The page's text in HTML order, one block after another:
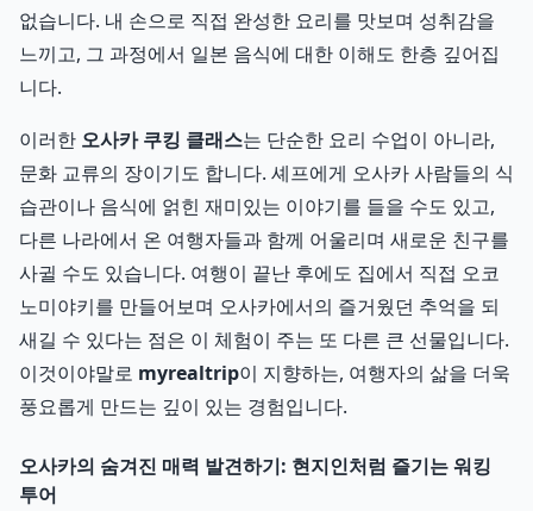
없습니다. 내 손으로 직접 완성한 요리를 맛보며 성취감을
느끼고, 그 과정에서 일본 음식에 대한 이해도 한층 깊어집
니다.
이러한 오사카 쿠킹 클래스는 단순한 요리 수업이 아니라,
문화 교류의 장이기도 합니다. 셰프에게 오사카 사람들의 식
습관이나 음식에 얽힌 재미있는 이야기를 들을 수도 있고,
다른 나라에서 온 여행자들과 함께 어울리며 새로운 친구를
사귈 수도 있습니다. 여행이 끝난 후에도 집에서 직접 오코
노미야키를 만들어보며 오사카에서의 즐거웠던 추억을 되
새길 수 있다는 점은 이 체험이 주는 또 다른 큰 선물입니다.
이것이야말로 myrealtrip이 지향하는, 여행자의 삶을 더욱
풍요롭게 만드는 깊이 있는 경험입니다.
오사카의 숨겨진 매력 발견하기: 현지인처럼 즐기는 워킹
투어